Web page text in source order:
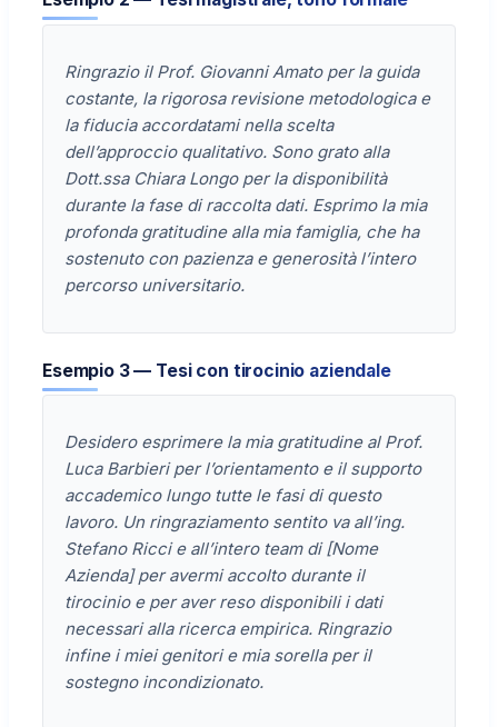
Ringrazio il Prof. Giovanni Amato per la guida
costante, la rigorosa revisione metodologica e
la fiducia accordatami nella scelta
dell’approccio qualitativo. Sono grato alla
Dott.ssa Chiara Longo per la disponibilità
durante la fase di raccolta dati. Esprimo la mia
profonda gratitudine alla mia famiglia, che ha
sostenuto con pazienza e generosità l’intero
percorso universitario.
Esempio 3 — Tesi con tirocinio aziendale
Desidero esprimere la mia gratitudine al Prof.
Luca Barbieri per l’orientamento e il supporto
accademico lungo tutte le fasi di questo
lavoro. Un ringraziamento sentito va all’ing.
Stefano Ricci e all’intero team di [Nome
Azienda] per avermi accolto durante il
tirocinio e per aver reso disponibili i dati
necessari alla ricerca empirica. Ringrazio
infine i miei genitori e mia sorella per il
sostegno incondizionato.